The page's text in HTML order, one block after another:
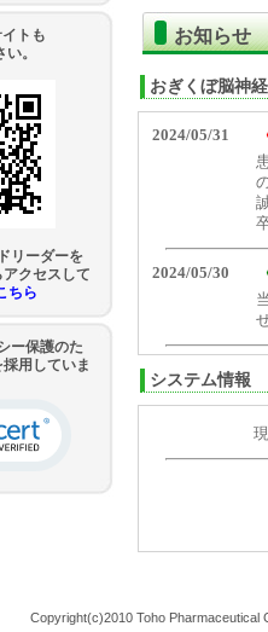
お知らせ
おぎくぼ脳神
システム情報
トも
。
リーダーを
クセスして
ちら
ー保護のた
用していま
Copyright(c)2010 Toho Pharmaceutical